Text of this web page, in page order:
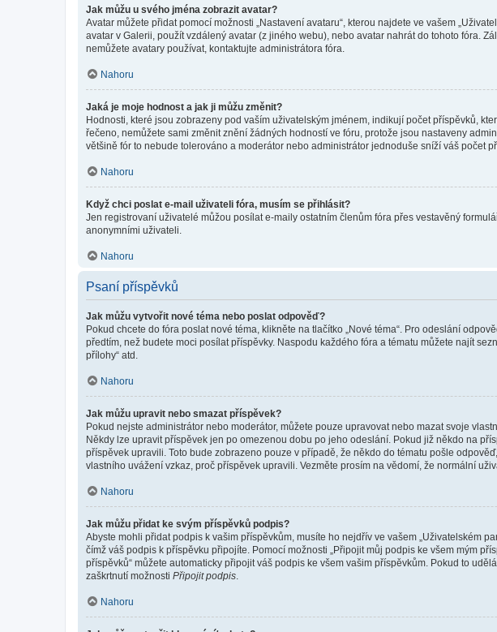
Jak můžu u svého jména zobrazit avatar?
Avatar můžete přidat pomocí možnosti „Nastavení avataru“, kterou najdete ve vašem
avatar v Galerii, použít vzdálený avatar (z jiného webu), nebo avatar nahrát do tohoto fóra.
nemůžete avatary používat, kontaktujte administrátora fóra.
Nahoru
Jaká je moje hodnost a jak ji můžu změnit?
Hodnosti, které jsou zobrazeny pod vaším uživatelským jménem, indikují počet příspěvků,
řečeno, nemůžete sami změnit znění žádných hodností ve fóru, protože jsou nastaveny
většině fór to nebude tolerováno a moderátor nebo administrátor jednoduše sníží váš počet
Nahoru
Když chci poslat e-mail uživateli fóra, musím se přihlásit?
Jen registrovaní uživatelé můžou posílat e-maily ostatním členům fóra přes vestavěný
anonymními uživateli.
Nahoru
Psaní příspěvků
Jak můžu vytvořit nové téma nebo poslat odpověď?
Pokud chcete do fóra poslat nové téma, klikněte na tlačítko „Nové téma“. Pro odeslání
předtím, než budete moci posílat příspěvky. Naspodu každého fóra a tématu můžete najít
přílohy“ atd.
Nahoru
Jak můžu upravit nebo smazat příspěvek?
Pokud nejste administrátor nebo moderátor, můžete pouze upravovat nebo mazat svoje
Někdy lze upravit příspěvek jen po omezenou dobu po jeho odeslání. Pokud již někdo na
příspěvek upravili. Toto bude zobrazeno pouze v případě, že někdo do tématu pošle
vlastního uvážení vzkaz, proč příspěvek upravili. Vezměte prosím na vědomí, že normální
Nahoru
Jak můžu přidat ke svým příspěvků podpis?
Abyste mohli přidat podpis k vašim příspěvkům, musíte ho nejdřív ve vašem „Uživatelském
čímž váš podpis k příspěvku připojíte. Pomocí možnosti „Připojit můj podpis ke všem mým
příspěvků“ můžete automaticky připojit váš podpis ke všem vašim příspěvkům. Pokud to
zaškrtnutí možnosti Připojit podpis
Nahoru